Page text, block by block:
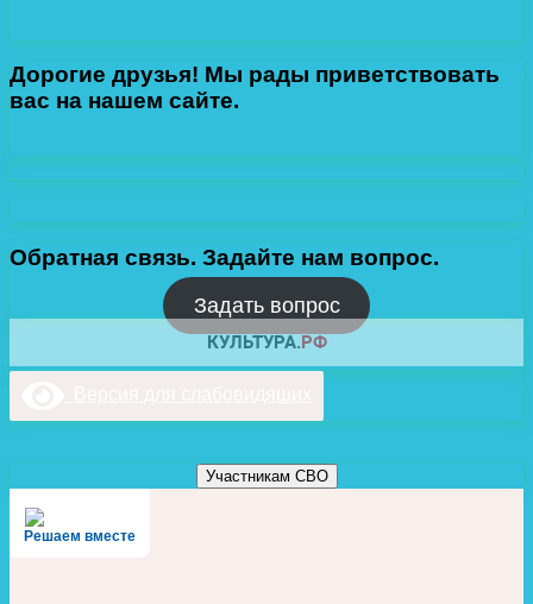
Дорогие друзья! Мы рады приветствовать
вас на нашем сайте.
Обратная связь. Задайте нам вопрос.
Задать вопрос
Участникам СВО
Решаем вместе